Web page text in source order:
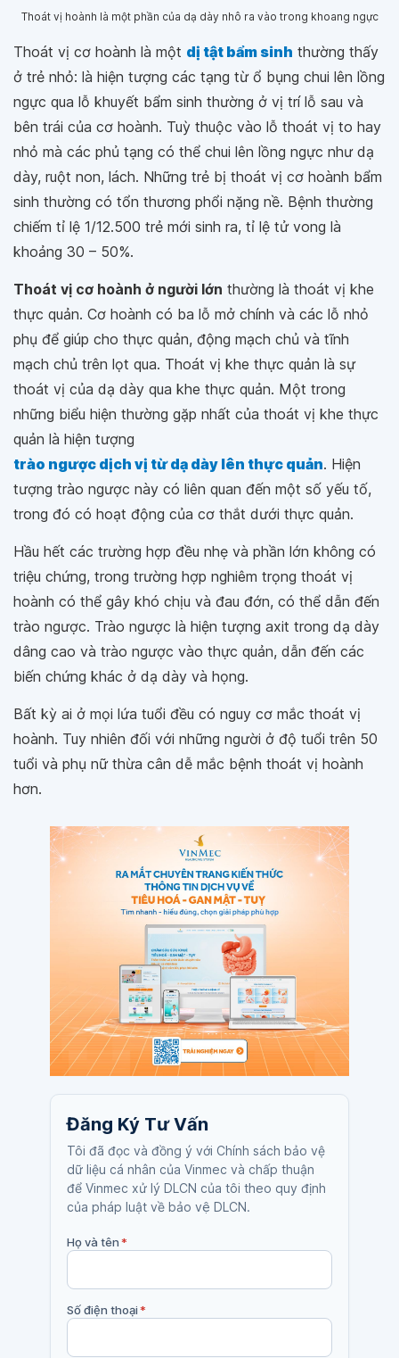
Thoát vị hoành là một phần của dạ dày nhô ra vào trong khoang ngực
Thoát vị cơ hoành là một dị tật bẩm sinh thường thấy
ở trẻ nhỏ: là hiện tượng các tạng từ ổ bụng chui lên lồng
ngực qua lỗ khuyết bẩm sinh thường ở vị trí lỗ sau và
bên trái của cơ hoành. Tuỳ thuộc vào lỗ thoát vị to hay
nhỏ mà các phủ tạng có thể chui lên lồng ngực như dạ
dày, ruột non, lách. Những trẻ bị thoát vị cơ hoành bẩm
sinh thường có tổn thương phổi nặng nề. Bệnh thường
chiếm tỉ lệ 1/12.500 trẻ mới sinh ra, tỉ lệ tử vong là
khoảng 30 – 50%.
Thoát vị cơ hoành ở người lớn thường là thoát vị khe
thực quản. Cơ hoành có ba lỗ mở chính và các lỗ nhỏ
phụ để giúp cho thực quản, động mạch chủ và tĩnh
mạch chủ trên lọt qua. Thoát vị khe thực quản là sự
thoát vị của dạ dày qua khe thực quản. Một trong
những biểu hiện thường gặp nhất của thoát vị khe thực
quản là hiện tượng
trào ngược dịch vị từ dạ dày lên thực quản. Hiện
tượng trào ngược này có liên quan đến một số yếu tố,
trong đó có hoạt động của cơ thắt dưới thực quản.
Hầu hết các trường hợp đều nhẹ và phần lớn không có
triệu chứng, trong trường hợp nghiêm trọng thoát vị
hoành có thể gây khó chịu và đau đớn, có thể dẫn đến
trào ngược. Trào ngược là hiện tượng axit trong dạ dày
dâng cao và trào ngược vào thực quản, dẫn đến các
biến chứng khác ở dạ dày và họng.
Bất kỳ ai ở mọi lứa tuổi đều có nguy cơ mắc thoát vị
hoành. Tuy nhiên đối với những người ở độ tuổi trên 50
tuổi và phụ nữ thừa cân dễ mắc bệnh thoát vị hoành
hơn.
Đăng Ký Tư Vấn
Tôi đã đọc và đồng ý với Chính sách bảo vệ
dữ liệu cá nhân của Vinmec và chấp thuận
để Vinmec xử lý DLCN của tôi theo quy định
của pháp luật về bảo vệ DLCN.
Họ và tên*
Số điện thoại*